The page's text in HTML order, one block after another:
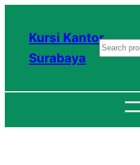
konten
Kursi Kantor
Surabaya
S
a
c